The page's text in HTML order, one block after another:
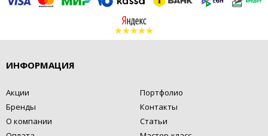
ИНФОРМАЦИЯ
Акции
Бренды
О компании
Портфолио
Контакты
Статьи